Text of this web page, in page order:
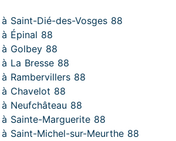
Saint-Dié-des-Vosges 88
Épinal 88
à Golbey 88
La Bresse 88
Rambervillers 88
à Chavelot 88
Neufchâteau 88
à Sainte-Marguerite 88
à Saint-Michel-sur-Meurthe 88